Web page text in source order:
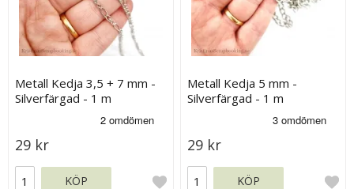
Metall Kedja 3,5 + 7 mm -
Silverfärgad - 1 m
29 kr
KÖP
Metall Kedja 5 mm -
Silverfärgad - 1 m
29 kr
KÖP